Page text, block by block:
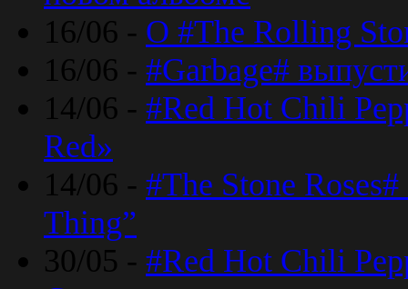
16/06 - О #The Rolling
16/06 - #Garbage#
14/06 - #Red Hot Chili
Red»
14/06 - #The Stone
Thing”
30/05 - #Red Hot Chili